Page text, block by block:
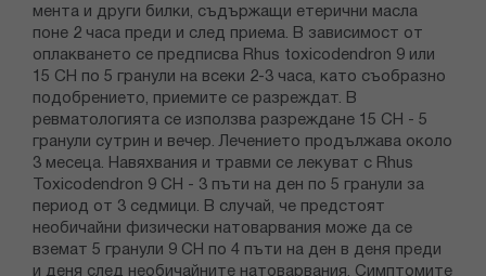
мента и други билки, съдържащи етерични масла
поне 2 часа преди и след приема. В зависимост от
оплакването се предписва Rhus toxicodendron 9 или
15 CH по 5 гранули на всеки 2-3 часа, като съобразно
подобрението, приемите се разреждат. В
ревматологията се използва разреждане 15 CH - 5
гранули сутрин и вечер. Лечението продължава около
3 месеца. Навяхвания и травми се лекуват с Rhus
Toxicodendron 9 CH - 3 пъти на ден по 5 гранули за
период от 3 седмици. В случай, че предстоят
необичайни физически натоварвания може да се
вземат 5 гранули 9 CH по 4 пъти на ден в деня преди
и деня след необичайните натоварвания. Симптомите